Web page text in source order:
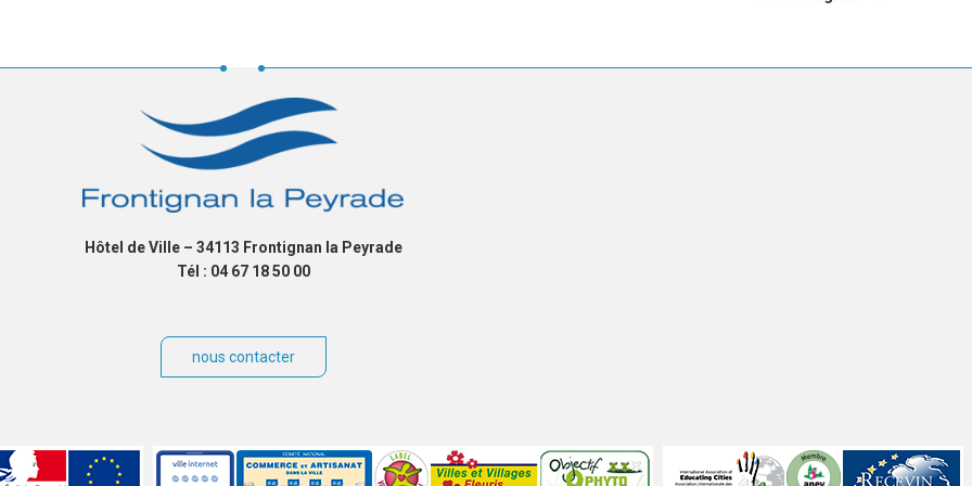
Hôtel de Ville – 34113 Frontignan la Peyrade
Tél : 04 67 18 50 00
nous contacter